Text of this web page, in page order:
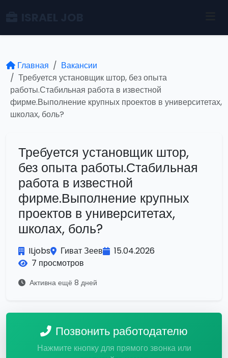
Главная
Вакансии
Требуется установщик штор, без опыта
работы.Стабильная работа в известной
фирме.Выполнение крупных проектов в университетах,
школах, боль?
Требуется установщик штор,
без опыта работы.Стабильная
работа в известной
фирме.Выполнение крупных
проектов в университетах,
школах, боль?
ILjobs Гиват Зеев
15.04.2026
7 просмотров
Активна ещё 8 дней
Позвонить работодателю
Нажмите кнопку для прямого звонка или